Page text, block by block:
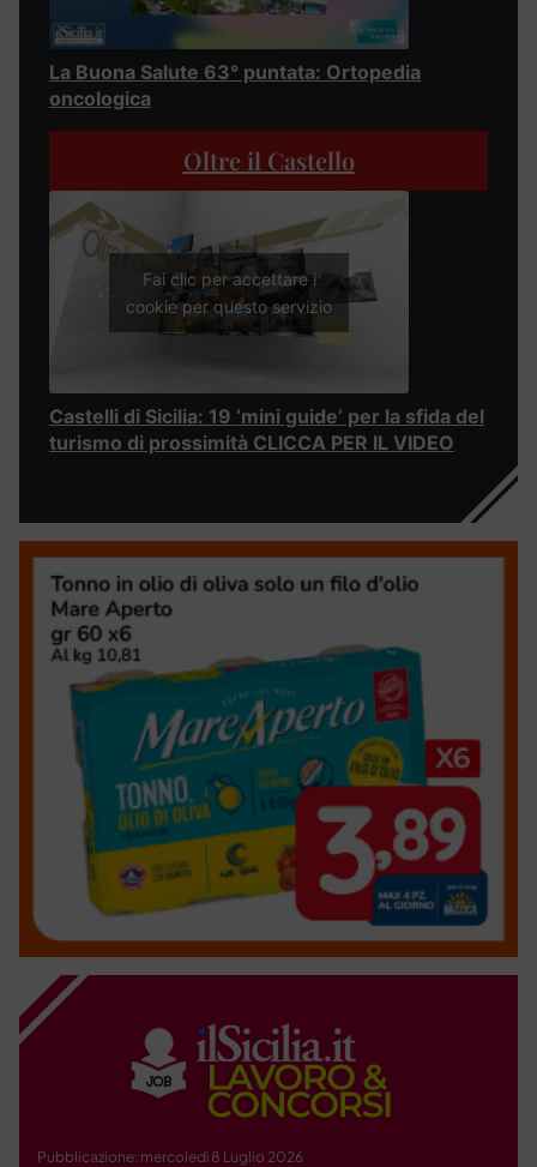
La Buona Salute 63° puntata: Ortopedia
oncologica
Oltre il Castello
Fai clic per accettare i
cookie per questo servizio
Castelli di Sicilia: 19 ‘mini guide’ per la sfida del
turismo di prossimità CLICCA PER IL VIDEO
Pubblicazione: mercoledì 8 Luglio 2026